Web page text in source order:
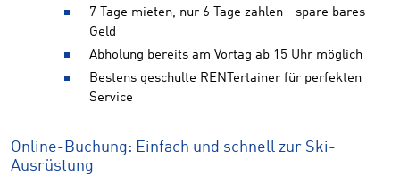
7 Tage mieten, nur 6 Tage zahlen - spare bares
Geld
Abholung bereits am Vortag ab 15 Uhr möglich
Bestens geschulte RENTertainer für perfekten
Service
Online-Buchung: Einfach und schnell zur Ski-
Ausrüstung